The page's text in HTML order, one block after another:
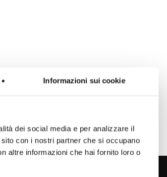
Informazioni sui cookie
dei social media e per analizzare il
con i nostri partner che si occupano
altre informazioni che hai fornito loro o